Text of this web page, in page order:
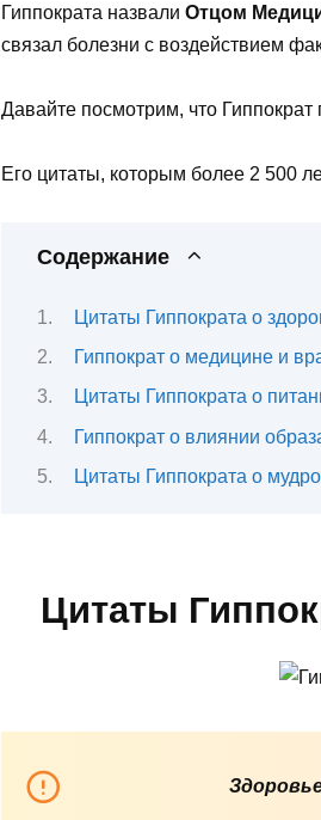
Гиппократа назвали Отцом
связал болезни с воздействием
Давайте посмотрим, что Гиппократ
Его цитаты, которым более 2 500
Содержание
Цитаты Гиппократа о
Гиппократ о медицине и
Цитаты Гиппократа о
Гиппократ о влиянии
Цитаты Гиппократа о
Цитаты